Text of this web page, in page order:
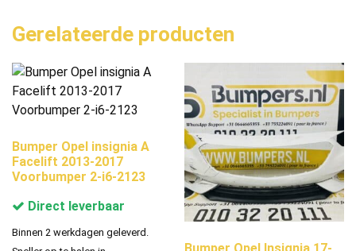
Gerelateerde producten
Bumper Opel insignia A
Facelift 2013-2017
Voorbumper 2-i6-2123
Direct leverbaar
Binnen 2 werkdagen geleverd.